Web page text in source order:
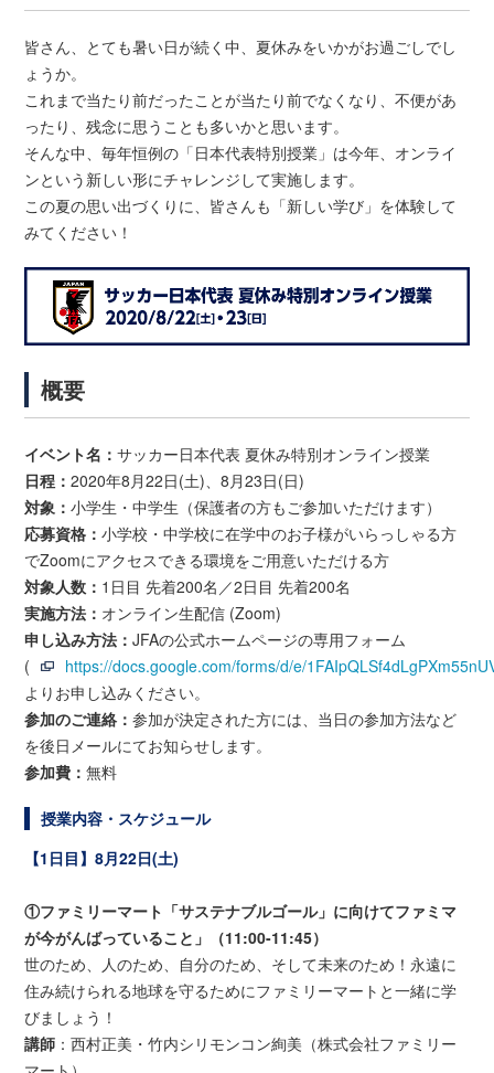
皆さん、とても暑い日が続く中、夏休みをいかがお過ごしでし
ょうか。
これまで当たり前だったことが当たり前でなくなり、不便があ
ったり、残念に思うことも多いかと思います。
そんな中、毎年恒例の「日本代表特別授業」は今年、オンライ
ンという新しい形にチャレンジして実施します。
この夏の思い出づくりに、皆さんも「新しい学び」を体験して
みてください！
概要
イベント名：サッカー日本代表 夏休み特別オンライン授業
日程：2020年8月22日(土)、8月23日(日)
対象：小学生・中学生（保護者の方もご参加いただけます）
応募資格：小学校・中学校に在学中のお子様がいらっしゃる方
でZoomにアクセスできる環境をご用意いただける方
対象人数： 1日目 先着200名／2日目 先着200名
実施方法： オンライン生配信 (Zoom)
申し込み方法：JFAの公式ホームページの専用フォーム
(
https://docs.google.com/forms/d/e/
よりお申し込みください。
参加のご連絡：参加が決定された方には、当日の参加方法など
を後日メールにてお知らせします。
参加費：無料
授業内容・スケジュール
【1日目】8月22日(土)
①ファミリーマート「サステナブルゴール」に向けてファミマ
が今がんばっていること」（11:00-11:45）
世のため、人のため、自分のため、そして未来のため！永遠に
住み続けられる地球を守るためにファミリーマートと一緒に学
びましょう！
講師 ：西村正美・竹内シリモンコン絢美（株式会社ファミリー